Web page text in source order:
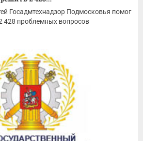
Госадмтехнадзор Подмосковья помог
428 проблемных вопросов